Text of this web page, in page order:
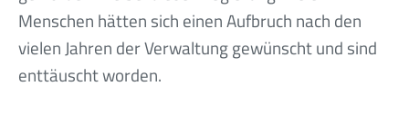
Menschen hätten sich einen Aufbruch nach den
vielen Jahren der Verwaltung gewünscht und sind
enttäuscht worden.